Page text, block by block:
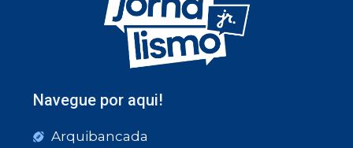
Navegue por aqui!
Arquibancada